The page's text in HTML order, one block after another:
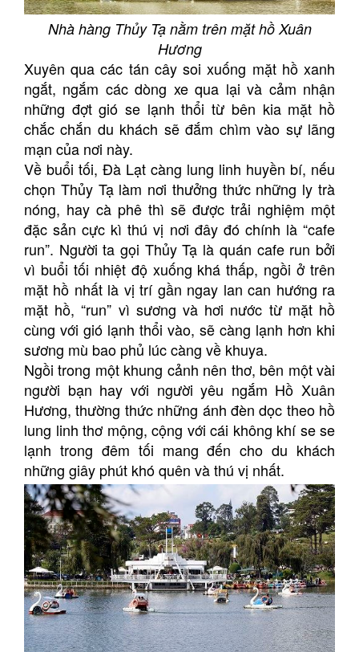
Nhà hàng Thủy Tạ nằm trên mặt hồ Xuân
Hương
Xuyên qua các tán cây soi xuống mặt hồ xanh
ngắt, ngắm các dòng xe qua lại và cảm nhận
những đợt gió se lạnh thổi từ bên kia mặt hồ
chắc chắn du khách sẽ đắm chìm vào sự lãng
mạn của nơi này.
Về buổi tối, Đà Lạt càng lung linh huyền bí, nếu
chọn Thủy Tạ làm nơi thưởng thức những ly trà
nóng, hay cà phê thì sẽ được trải nghiệm một
đặc sản cực kì thú vị nơi đây đó chính là “cafe
run”. Người ta gọi Thủy Tạ là quán cafe run bởi
vì buổi tối nhiệt độ xuống khá thấp, ngồi ở trên
mặt hồ nhất là vị trí gần ngay lan can hướng ra
mặt hồ, “run” vì sương và hơi nước từ mặt hồ
cùng với gió lạnh thổi vào, sẽ càng lạnh hơn khi
sương mù bao phủ lúc càng về khuya.
Ngồi trong một khung cảnh nên thơ, bên một vài
người bạn hay với người yêu ngắm Hồ Xuân
Hương, thường thức những ánh đèn dọc theo hồ
lung linh thơ mộng, cộng với cái không khí se se
lạnh trong đêm tối mang đến cho du khách
những giây phút khó quên và thú vị nhất.